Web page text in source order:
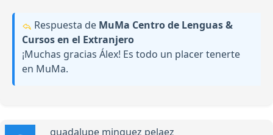
Respuesta de MuMa Centro de Lenguas &
Cursos en el Extranjero
¡Muchas gracias Álex! Es todo un placer tenerte
en MuMa.
guadalupe minguez pelaez